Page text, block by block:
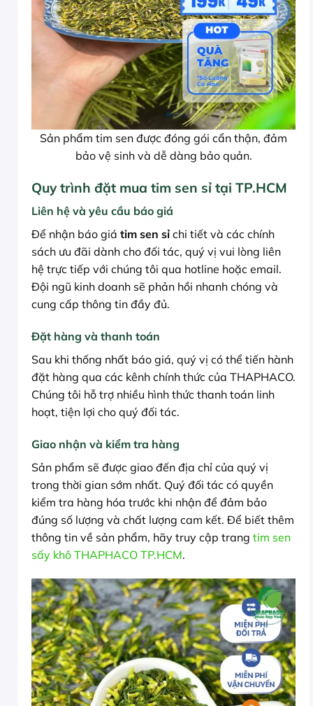
Sản phẩm tim sen được đóng gói cẩn thận, đảm
bảo vệ sinh và dễ dàng bảo quản.
Quy trình đặt mua tim sen sỉ tại TP.HCM
Liên hệ và yêu cầu báo giá
Để nhận báo giá tim sen sỉ chi tiết và các chính
sách ưu đãi dành cho đối tác, quý vị vui lòng liên
hệ trực tiếp với chúng tôi qua hotline hoặc email.
Đội ngũ kinh doanh sẽ phản hồi nhanh chóng và
cung cấp thông tin đầy đủ.
Đặt hàng và thanh toán
Sau khi thống nhất báo giá, quý vị có thể tiến hành
đặt hàng qua các kênh chính thức của THAPHACO.
Chúng tôi hỗ trợ nhiều hình thức thanh toán linh
hoạt, tiện lợi cho quý đối tác.
Giao nhận và kiểm tra hàng
Sản phẩm sẽ được giao đến địa chỉ của quý vị
trong thời gian sớm nhất. Quý đối tác có quyền
kiểm tra hàng hóa trước khi nhận để đảm bảo
đúng số lượng và chất lượng cam kết. Để biết thêm
thông tin về sản phẩm, hãy truy cập trang tim sen
sấy khô THAPHACO TP.HCM.